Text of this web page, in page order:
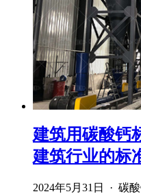
建筑用碳酸钙
建筑行业的标
2024年5月31日 · 碳